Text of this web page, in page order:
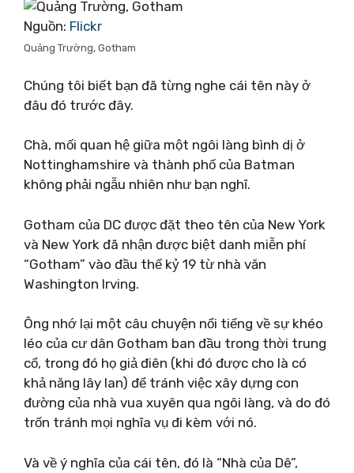
Nguồn: Flickr
Quảng Trường, Gotham
Chúng tôi biết bạn đã từng nghe cái tên này ở
đâu đó trước đây.
Chà, mối quan hệ giữa một ngôi làng bình dị ở
Nottinghamshire và thành phố của Batman
không phải ngẫu nhiên như bạn nghĩ.
Gotham của DC được đặt theo tên của New York
và New York đã nhận được biệt danh miễn phí
“Gotham” vào đầu thế kỷ 19 từ nhà văn
Washington Irving.
Ông nhớ lại một câu chuyện nổi tiếng về sự khéo
léo của cư dân Gotham ban đầu trong thời trung
cổ, trong đó họ giả điên (khi đó được cho là có
khả năng lây lan) để tránh việc xây dựng con
đường của nhà vua xuyên qua ngôi làng, và do đó
trốn tránh mọi nghĩa vụ đi kèm với nó.
Và về ý nghĩa của cái tên, đó là “Nhà của Dê”,